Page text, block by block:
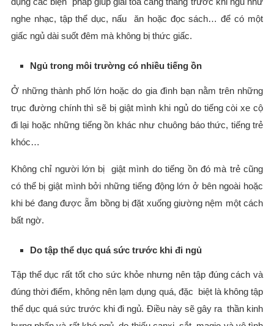
nghe nhạc, tập thể dục, nấu ăn hoặc đọc sách… để có một
giấc ngủ dài suốt đêm mà không bị thức giấc.
Ngủ trong môi trường có nhiều tiếng ồn
Ở những thành phố lớn hoặc do gia đình bạn nằm trên những
trục đường chính thì sẽ bị giật mình khi ngủ do tiếng còi xe cộ
đi lại hoặc những tiếng ồn khác như chuông báo thức, tiếng trẻ
khóc…
Không chỉ người lớn bị giật mình do tiếng ồn đó mà trẻ cũng
có thể bị giật mình bởi những tiếng động lớn ở bên ngoài hoặc
khi bé đang được ẵm bồng bị đặt xuống giường nệm một cách
bất ngờ.
Do tập thể dục quá sức trước khi đi ngủ
Tập thể dục rất tốt cho sức khỏe nhưng nên tập đúng cách và
đúng thời điểm, không nên lạm dụng quá, đặc biệt là không tập
thể dục quá sức trước khi đi ngủ. Điều này sẽ gây ra thần kinh